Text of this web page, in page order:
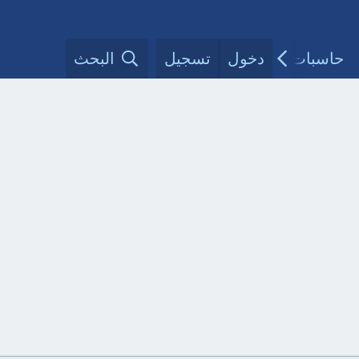
حاسبات طبية مقالات الأطباءدخول تسجيل البحث